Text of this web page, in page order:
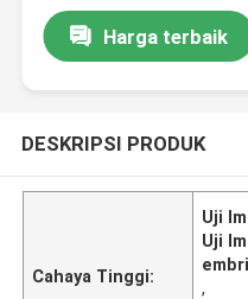
Harga terbaik
DESKRIPSI PRODUK
Cahaya Tinggi:
Uji
Uji
,